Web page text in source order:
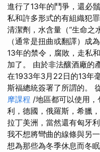
進行了13年的鬥爭，還必
私和許多形式的有組織犯
清潔劑，水含量（“生命之
（通常是扭曲或翻譯）成
13年的禁令，腐敗，走私
加了。 由於非法釀酒廠的
在1933年3月22日的13年
斯福總統簽署了所謂的。
摩課程 /地區都可以使用
利，德國，俄羅斯，希臘
拉丁美洲，當然還有匈牙利
我不想將彎曲的線條與另
想為那些為冬季休息而冬